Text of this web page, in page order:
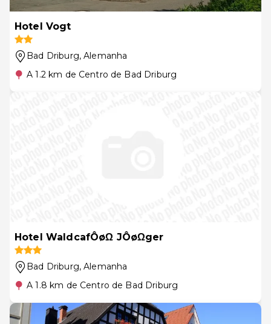
Hotel Vogt
Bad Driburg, Alemanha
A 1.2 km de Centro de Bad Driburg
Hotel WaldcafÔøΩ JÔøΩger
Bad Driburg, Alemanha
A 1.8 km de Centro de Bad Driburg